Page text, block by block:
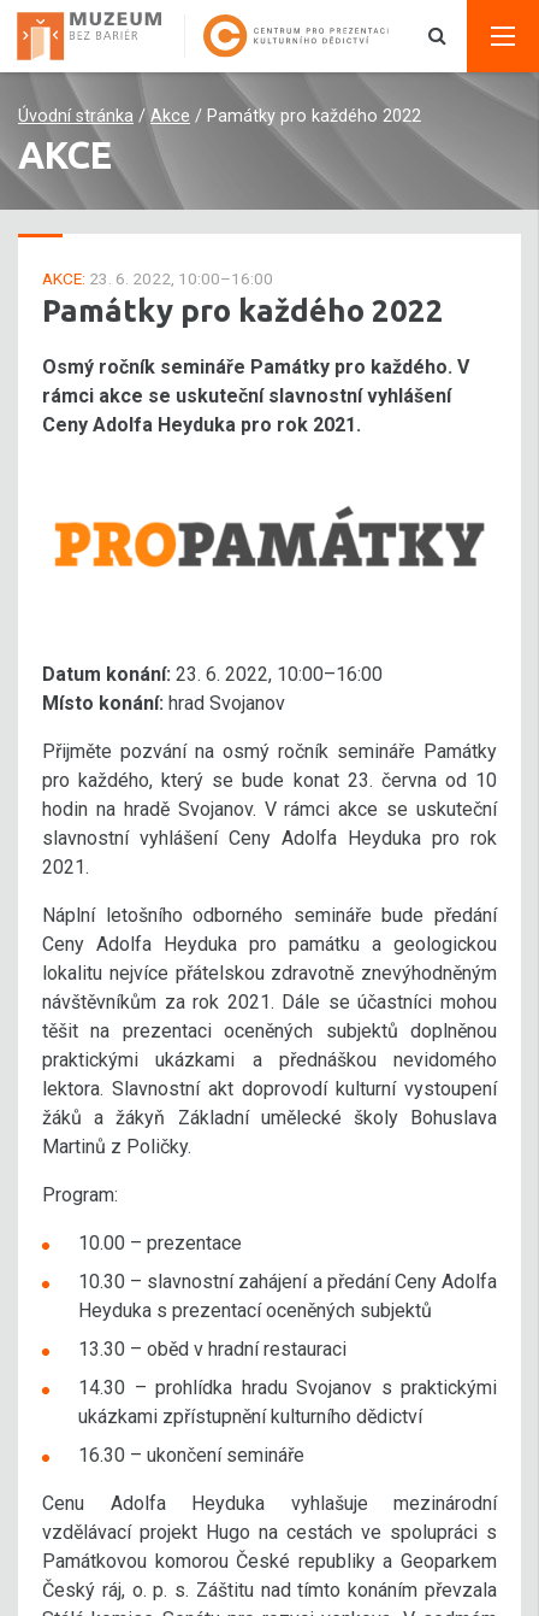
Úvodní stránka / Akce / Památky pro každého 2022
AKCE
AKCE: 23. 6. 2022, 10:00–16:00
Památky pro každého 2022
Osmý ročník semináře Památky pro každého. V
rámci akce se uskuteční slavnostní vyhlášení
Ceny Adolfa Heyduka pro rok 2021.
Datum konání: 23. 6. 2022, 10:00–16:00
Místo konání: hrad Svojanov
Přijměte pozvání na osmý ročník semináře Památky
pro každého, který se bude konat 23. června od 10
hodin na hradě Svojanov. V rámci akce se uskuteční
slavnostní vyhlášení Ceny Adolfa Heyduka pro rok
2021.
Náplní letošního odborného semináře bude předání
Ceny Adolfa Heyduka pro památku a geologickou
lokalitu nejvíce přátelskou zdravotně znevýhodněným
návštěvníkům za rok 2021. Dále se účastníci mohou
těšit na prezentaci oceněných subjektů doplněnou
praktickými ukázkami a přednáškou nevidomého
lektora. Slavnostní akt doprovodí kulturní vystoupení
žáků a žákyň Základní umělecké školy Bohuslava
Martinů z Poličky.
Program:
10.00 – prezentace
10.30 – slavnostní zahájení a předání Ceny Adolfa
Heyduka s prezentací oceněných subjektů
13.30 – oběd v hradní restauraci
14.30 – prohlídka hradu Svojanov s praktickými
ukázkami zpřístupnění kulturního dědictví
16.30 – ukončení semináře
Cenu Adolfa Heyduka vyhlašuje mezinárodní
vzdělávací projekt Hugo na cestách ve spolupráci s
Památkovou komorou České republiky a Geoparkem
Český ráj, o. p. s. Záštitu nad tímto konáním převzala